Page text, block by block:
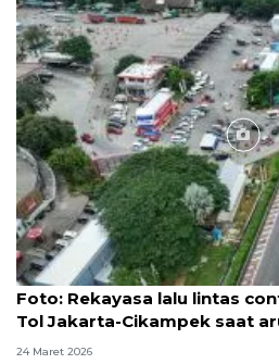
Foto
Foto: Rekayasa lalu lintas
Tol Jakarta-Cikampek saat
24 Maret 2026